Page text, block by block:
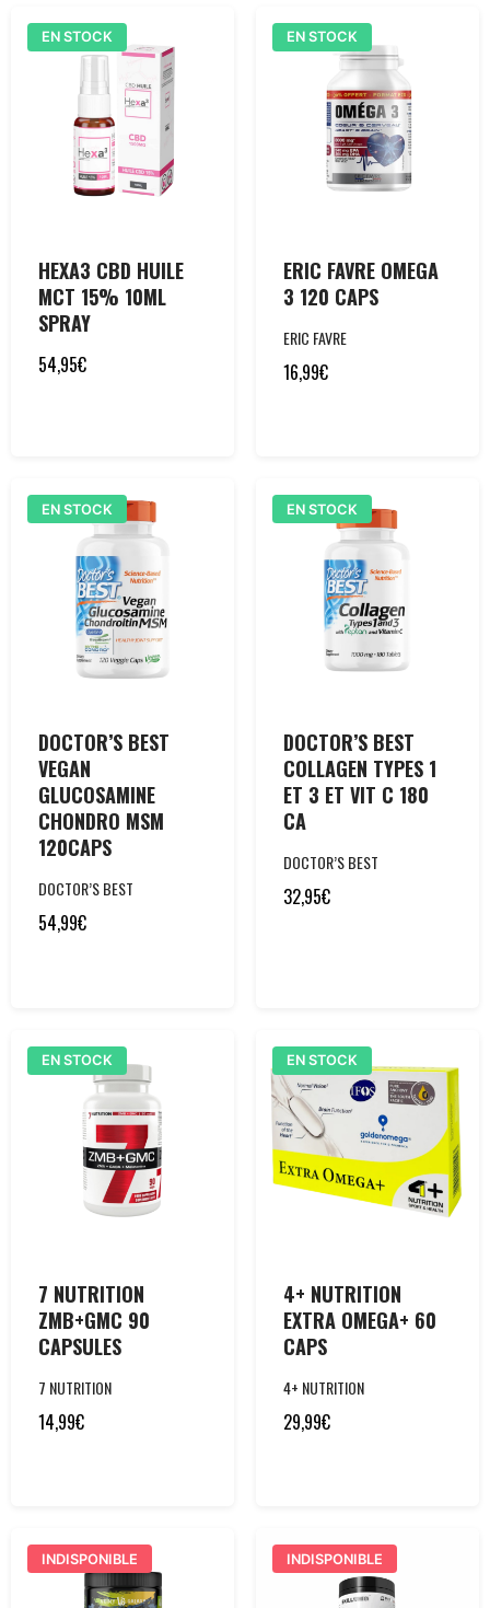
EN STOCK
HEXA3 CBD HUILE
MCT 15% 10ML
SPRAY
54,95€
EN STOCK
ERIC FAVRE OMEGA
3 120 CAPS
ERIC FAVRE
16,99€
EN STOCK
DOCTOR’S BEST
VEGAN
GLUCOSAMINE
CHONDRO MSM
120CAPS
DOCTOR’S BEST
54,99€
EN STOCK
DOCTOR’S BEST
COLLAGEN TYPES 1
ET 3 ET VIT C 180
CA
DOCTOR’S BEST
32,95€
EN STOCK
7 NUTRITION
ZMB+GMC 90
CAPSULES
7 NUTRITION
14,99€
EN STOCK
4+ NUTRITION
EXTRA OMEGA+ 60
CAPS
4+ NUTRITION
29,99€
INDISPONIBLE INDISPONIBLE